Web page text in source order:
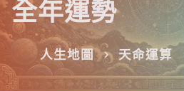
全年運勢
人生地圖 天命運算